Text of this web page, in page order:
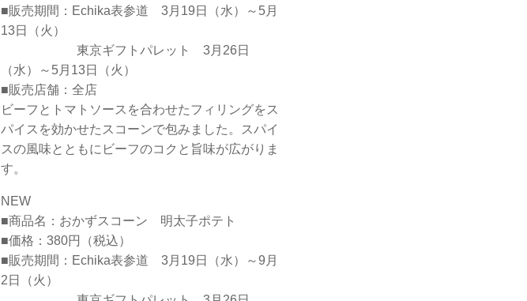
■販売期間：Echika表参道 3月19日（水）～5月
13日（火）
東京ギフトパレット 3月26日
（水）～5月13日（火）
■販売店舗：全店
ビーフとトマトソースを合わせたフィリングをス
パイスを効かせたスコーンで包みました。スパイ
スの風味とともにビーフのコクと旨味が広がりま
す。
NEW
■商品名：おかずスコーン 明太子ポテト
■価格：380円（税込）
■販売期間：Echika表参道 3月19日（水）～9月
2日（火）